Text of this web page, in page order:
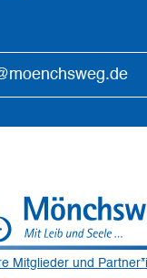
Mitglieder und